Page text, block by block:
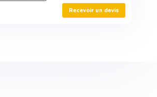
Recevoir un devis